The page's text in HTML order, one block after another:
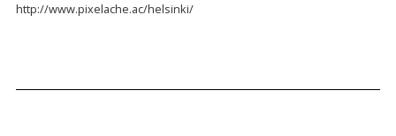
http://www.pixelache.ac/helsinki/